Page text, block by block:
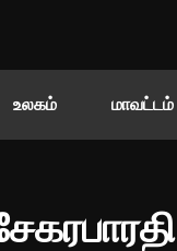
உலகம் மாவட்டம்